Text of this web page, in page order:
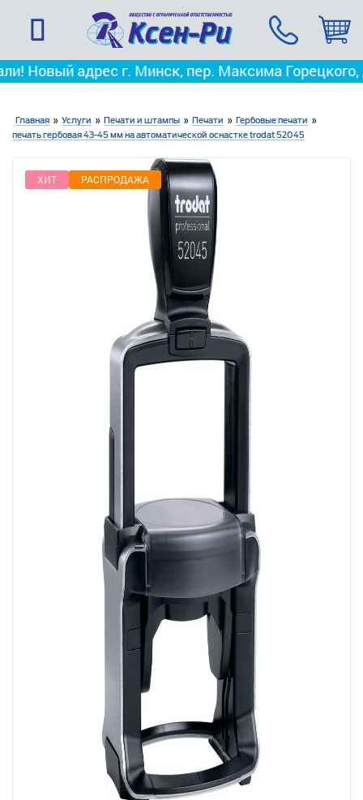
адрес г. Минск, пер. Максима Горецкого, д. 3Мы
Главная » Услуги » Печати и штампы » Печати » Гербовые печати »
печать гербовая 43-45 мм на автоматической оснастке trodat 52045
ХИТ РАСПРОДАЖА